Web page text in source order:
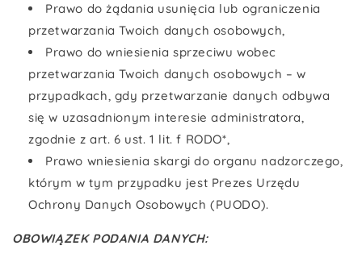
Prawo do żądania usunięcia lub ograniczenia
przetwarzania Twoich danych osobowych,
Prawo do wniesienia sprzeciwu wobec
przetwarzania Twoich danych osobowych – w
przypadkach, gdy przetwarzanie danych odbywa
się w uzasadnionym interesie administratora,
zgodnie z art. 6 ust. 1 lit. f RODO*,
Prawo wniesienia skargi do organu nadzorczego,
którym w tym przypadku jest Prezes Urzędu
Ochrony Danych Osobowych (PUODO).
OBOWIĄZEK PODANIA DANYCH: